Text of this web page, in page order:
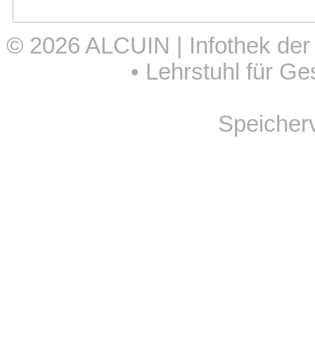
© 2026 ALCUIN | Infothek
• Lehrstuhl für